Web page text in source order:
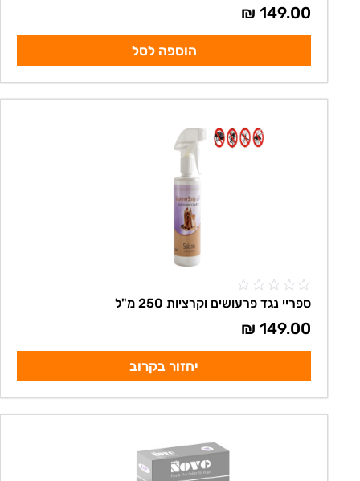
149.00
₪
הוספה לסל
ספריי נגד פרעושים וקרציות 250 מ"ל
149.00
₪
יחזור בקרוב